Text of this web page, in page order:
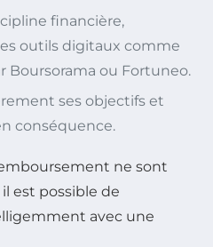
financière,
outils digitaux comme
Boursorama ou Fortuneo.
ses objectifs et
conséquence.
ne sont
est possible de
avec une